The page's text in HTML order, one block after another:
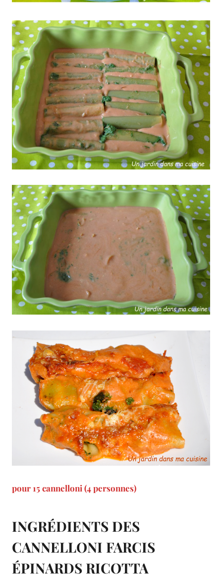
pour 15 cannelloni (4 personnes)
INGRÉDIENTS DES
CANNELLONI FARCIS
ÉPINARDS RICOTTA